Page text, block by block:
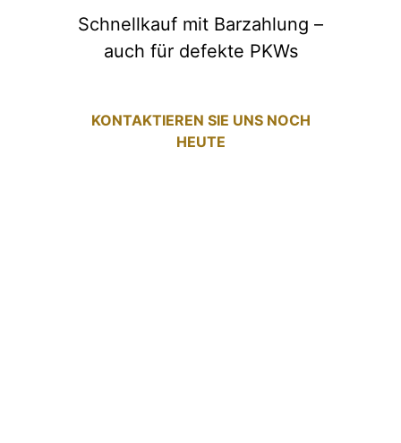
Schnellkauf mit Barzahlung –
auch für defekte PKWs
KONTAKTIEREN SIE UNS NOCH
HEUTE